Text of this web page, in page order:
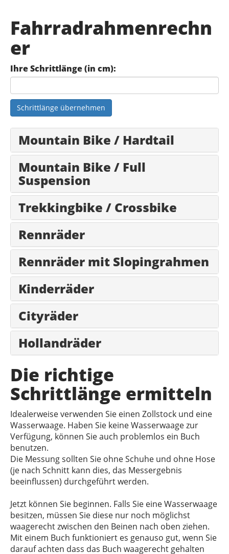
Fahrradrahmenrechn
er
Ihre Schrittlänge (in cm):
Schrittlänge übernehmen
Mountain Bike / Hardtail
Mountain Bike / Full
Suspension
Trekkingbike / Crossbike
Rennräder
Rennräder mit Slopingrahmen
Kinderräder
Cityräder
Hollandräder
Die richtige
Schrittlänge ermitteln
Idealerweise verwenden Sie einen Zollstock und eine
Wasserwaage. Haben Sie keine Wasserwaage zur
Verfügung, können Sie auch problemlos ein Buch
benutzen.
Die Messung sollten Sie ohne Schuhe und ohne Hose
(je nach Schnitt kann dies, das Messergebnis
beeinflussen) durchgeführt werden.
Jetzt können Sie beginnen. Falls Sie eine Wasserwaage
besitzen, müssen Sie diese nur noch möglichst
waagerecht zwischen den Beinen nach oben ziehen.
Mit einem Buch funktioniert es genauso gut, wenn Sie
darauf achten dass das Buch waagerecht gehalten